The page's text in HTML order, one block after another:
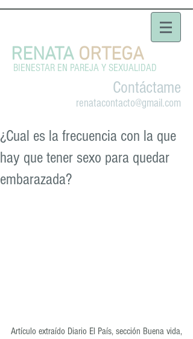
RENATA ORTEGA
BIENESTAR EN PAREJA Y SEXUALIDAD
Contáctame
renatacontacto@gmail.com
¿Cual es la frecuencia con la que
hay que tener sexo para quedar
embarazada?
Artículo extraído Diario El País, sección Buena vida,